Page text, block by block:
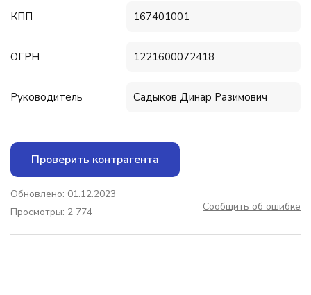
КПП 167401001
ОГРН 1221600072418
Руководитель Садыков Динар Разимович
Проверить контрагента
Обновлено: 01.12.2023
Просмотры: 2 774
Сообщить об ошибке